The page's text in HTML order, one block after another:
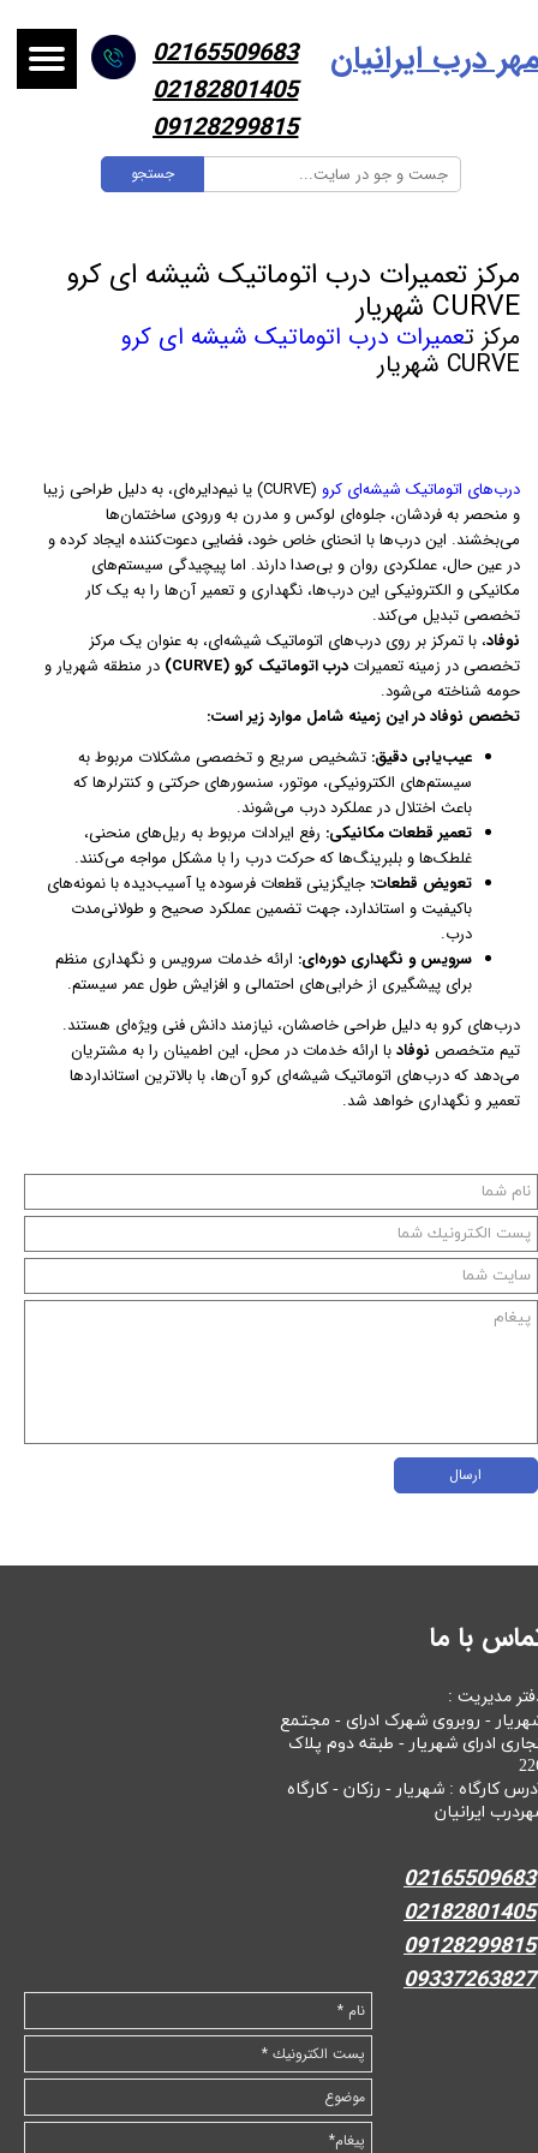
جستجو
درب ایرانیان
02165509683
02182801405
09128299815
مرکز تعمیرات درب اتوماتیک شیشه ای کرو
CURVE شهریار
مرکز تعمیرات درب اتوماتیک شیشه ای کرو
CURVE شهریار
درب‌های اتوماتیک شیشه‌ای کرو
(CURVE) یا نیم‌دایره‌ای، به دلیل طراحی زیبا
و منحصر به فردشان، جلوه‌ای لوکس و مدرن به ورودی ساختمان‌ها
می‌بخشند. این درب‌ها با انحنای خاص خود، فضایی دعوت‌کننده ایجاد کرده و
در عین حال، عملکردی روان و بی‌صدا دارند. اما پیچیدگی سیستم‌های
مکانیکی و الکترونیکی این درب‌ها، نگهداری و تعمیر آن‌ها را به یک کار
تخصصی تبدیل می‌کند.
نوفاد، با تمرکز بر روی درب‌های اتوماتیک شیشه‌ای، به عنوان یک مرکز
تخصصی در زمینه تعمیرات درب اتوماتیک کرو (CURVE)
در منطقه شهریار و
حومه شناخته می‌شود.
تخصص نوفاد در این زمینه شامل موارد زیر است:
عیب‌یابی دقیق: تشخیص سریع و تخصصی مشکلات مربوط به
سیستم‌های الکترونیکی، موتور، سنسورهای حرکتی و کنترلرها که
باعث اختلال در عملکرد درب می‌شوند.
تعمیر قطعات مکانیکی: رفع ایرادات مربوط به ریل‌های منحنی،
غلطک‌ها و بلبرینگ‌ها که حرکت درب را با مشکل مواجه می‌کنند.
تعویض قطعات: جایگزینی قطعات فرسوده یا آسیب‌دیده با نمونه‌های
باکیفیت و استاندارد، جهت تضمین عملکرد صحیح و طولانی‌مدت
درب.
سرویس و نگهداری دوره‌ای: ارائه خدمات سرویس و نگهداری منظم
برای پیشگیری از خرابی‌های احتمالی و افزایش طول عمر سیستم.
درب‌های کرو به دلیل طراحی خاصشان، نیازمند دانش فنی ویژه‌ای هستند.
تیم متخصص نوفادبا ارائه خدمات در محل، این اطمینان را به مشتریان
می‌دهد که درب‌های اتوماتیک شیشه‌ای کرو آن‌ها، با بالاترین استانداردها
تعمیر و نگهداری خواهد شد.
ارسال
با ما
مدیریت :
- روبروی شهرک ادرای - مجتمع
ادرای شهریار - طبقه دوم پلاک
کارگاه : شهریار - رزکان - کارگاه
ایرانیان
02165509683
02182801405
09128299815
09337263827